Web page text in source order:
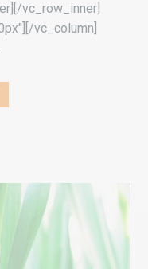
vc_row_inner]
vc_column]